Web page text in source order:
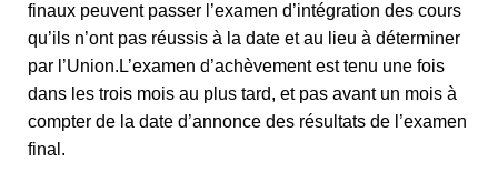
finaux peuvent passer l’examen d’intégration des cours
qu’ils n’ont pas réussis à la date et au lieu à déterminer
par l’Union.L’examen d’achèvement est tenu une fois
dans les trois mois au plus tard, et pas avant un mois à
compter de la date d’annonce des résultats de l’examen
final.